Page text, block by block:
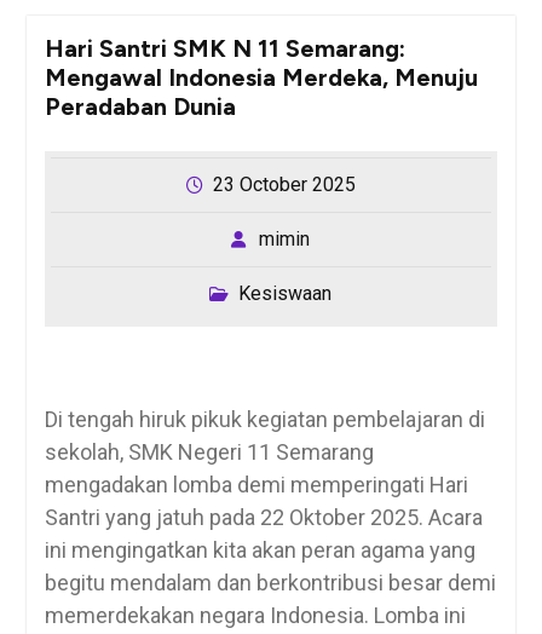
Hari Santri SMK N 11 Semarang:
Mengawal Indonesia Merdeka, Menuju
Peradaban Dunia
23 October 2025
mimin
Kesiswaan
Di tengah hiruk pikuk kegiatan pembelajaran di
sekolah, SMK Negeri 11 Semarang
mengadakan lomba demi memperingati Hari
Santri yang jatuh pada 22 Oktober 2025. Acara
ini mengingatkan kita akan peran agama yang
begitu mendalam dan berkontribusi besar demi
memerdekakan negara Indonesia. Lomba ini